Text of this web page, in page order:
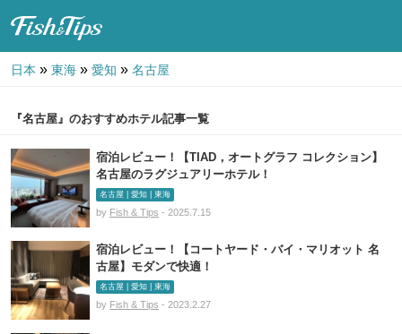
日本 » 東海 » 愛知 » 名古屋
『名古屋』のおすすめホテル記事一覧
宿泊レビュー！【TIAD，オートグラフ コレクション】
名古屋のラグジュアリーホテル！
名古屋 | 愛知 | 東海
by Fish & Tips - 2025.7.15
宿泊レビュー！【コートヤード・バイ・マリオット 名
古屋】モダンで快適！
名古屋 | 愛知 | 東海
by Fish & Tips - 2023.2.27